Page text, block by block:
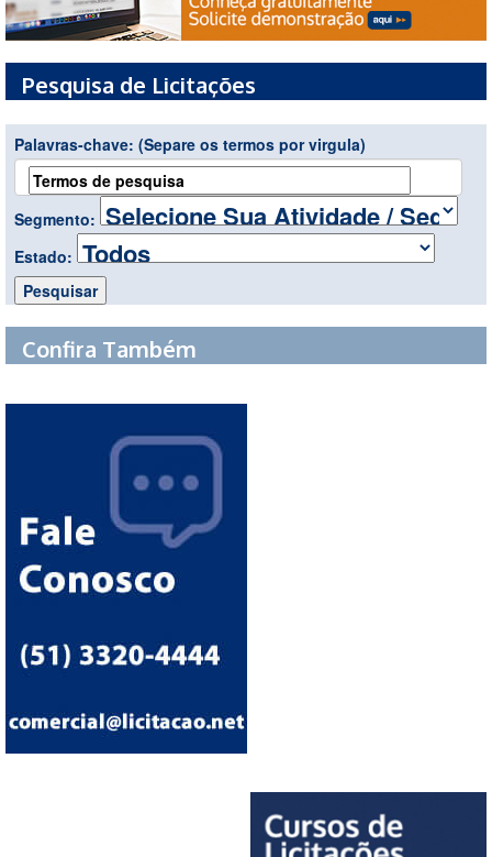
Pesquisa de Licitações
Palavras-chave: (Separe os termos por virgula)
Segmento:
Estado:
Confira Também